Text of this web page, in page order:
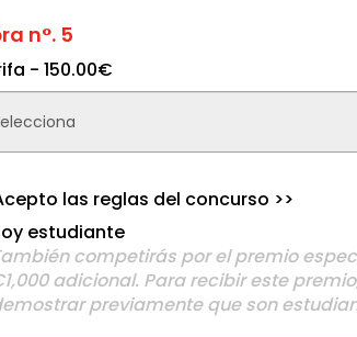
n°. 5
- 150.00€
las reglas del concurso >>
estudiante
competirás por el premio
adicional. Para recibir este
previamente que son